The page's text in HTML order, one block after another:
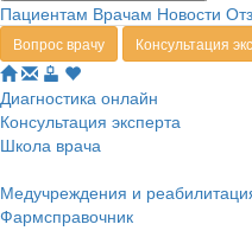
Пациентам Врачам Новости
Вопрос врачу Консультация
Диагностика онлайн
Консультация эксперта
Школа врача
Медучреждения и
Фармсправочник